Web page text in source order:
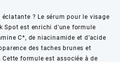
éclatante ? Le sérum pour le visage
Spot est enrichi d’une formule
C*, de niacinamide et d’acide
des taches brunes et
Cette formule est associée à de